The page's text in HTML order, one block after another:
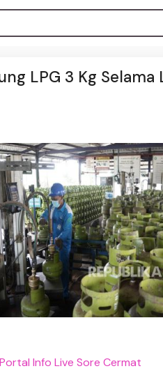
LPG 3 Kg Selama
Portal Info Live Sore Cermat